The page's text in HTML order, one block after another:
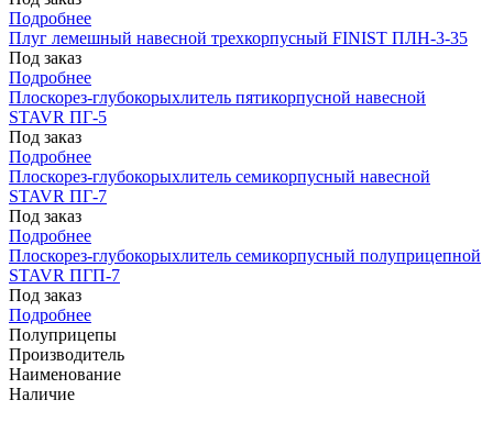
Подробнее
Плуг лемешный навесной трехкорпусный FINIST ПЛН-3-35
Под заказ
Подробнее
Плоскорез-глубокорыхлитель пятикорпусной навесной
STAVR ПГ-5
Под заказ
Подробнее
Плоскорез-глубокорыхлитель семикорпусный навесной
STAVR ПГ-7
Под заказ
Подробнее
Плоскорез-глубокорыхлитель семикорпусный полуприцепной
STAVR ПГП-7
Под заказ
Подробнее
Полуприцепы
Производитель
Наименование
Наличие